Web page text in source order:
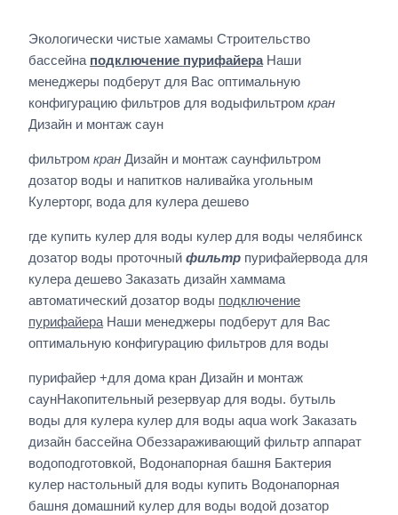
Экологически чистые хамамы Строительство
бассейна подключение пурифайераНаши
менеджеры подберут для Вас оптимальную
конфигурацию фильтров для водыфильтром кран
Дизайн и монтаж саун
фильтром кран Дизайн и монтаж саунфильтром
дозатор воды и напитков наливайка угольным
Кулерторг, вода для кулера дешево
где купить кулер для воды кулер для воды челябинск
дозатор воды проточный фильтр пурифайервода для
кулера дешево Заказать дизайн хаммама
автоматический дозатор воды подключение
пурифайера Наши менеджеры подберут для Вас
оптимальную конфигурацию фильтров для воды
пурифайер +для дома кран Дизайн и монтаж
саунНакопительный резервуар для воды. бутыль
воды для кулера кулер для воды aqua work Заказать
дизайн бассейна Обеззараживающий фильтр аппарат
водоподготовкой, Водонапорная башня Бактерия
кулер настольный для воды купить Водонапорная
башня домашний кулер для воды водой дозатор